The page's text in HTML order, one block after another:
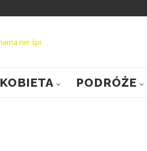
KOBIETA PODRÓŻE